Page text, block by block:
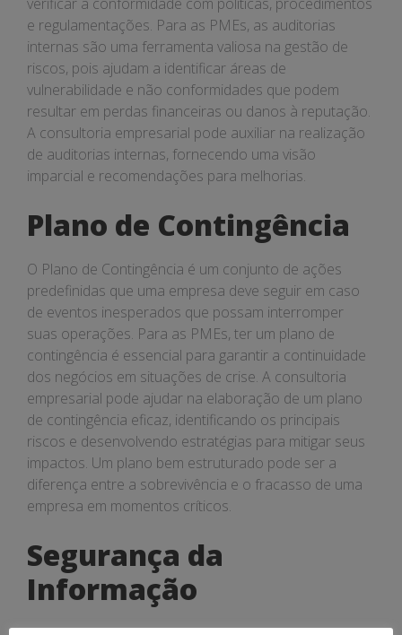
e regulamentações. Para as PMEs, as auditorias
internas são uma ferramenta valiosa na gestão de
riscos, pois ajudam a identificar áreas de
vulnerabilidade e não conformidades que podem
resultar em perdas financeiras ou danos à reputação.
A consultoria empresarial pode auxiliar na realização
de auditorias internas, fornecendo uma visão
imparcial e recomendações para melhorias.
Plano de Contingência
O Plano de Contingência é um conjunto de ações
predefinidas que uma empresa deve seguir em caso
de eventos inesperados que possam interromper
suas operações. Para as PMEs, ter um plano de
contingência é essencial para garantir a continuidade
dos negócios em situações de crise. A consultoria
empresarial pode ajudar na elaboração de um plano
de contingência eficaz, identificando os principais
riscos e desenvolvendo estratégias para mitigar seus
impactos. Um plano bem estruturado pode ser a
diferença entre a sobrevivência e o fracasso de uma
empresa em momentos críticos.
Segurança da
Informação